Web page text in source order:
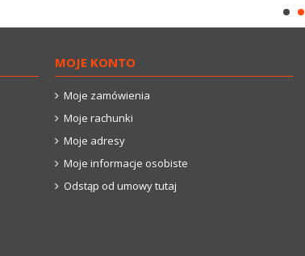
MOJE KONTO
Moje zamówienia
Moje rachunki
Moje adresy
Moje informacje osobiste
Odstąp od umowy tutaj